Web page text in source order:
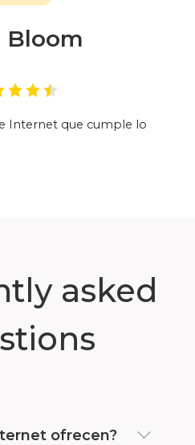
Bloom
Internet que cumple lo
asked
ofrecen?